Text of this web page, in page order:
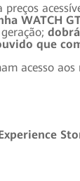
WATCH
que
acesso